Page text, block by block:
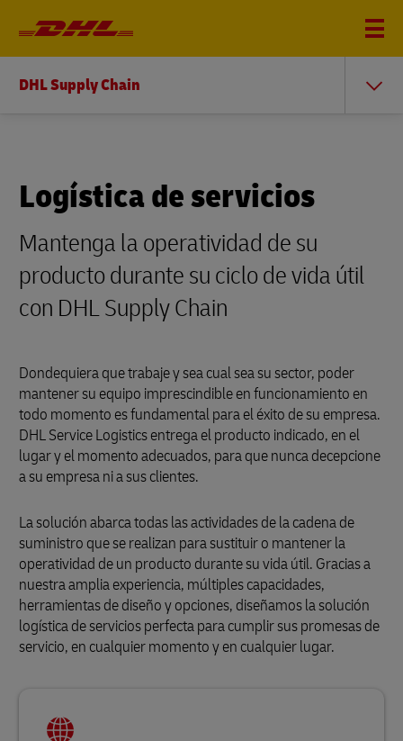
DHL Supply Chain
Logística de servicios
Mantenga la operatividad de su
producto durante su ciclo de vida útil
con DHL Supply Chain
Dondequiera que trabaje y sea cual sea su sector, poder
mantener su equipo imprescindible en funcionamiento en
todo momento es fundamental para el éxito de su empresa.
DHL Service Logistics entrega el producto indicado, en el
lugar y el momento adecuados, para que nunca decepcione
a su empresa ni a sus clientes.
La solución abarca todas las actividades de la cadena de
suministro que se realizan para sustituir o mantener la
operatividad de un producto durante su vida útil. Gracias a
nuestra amplia experiencia, múltiples capacidades,
herramientas de diseño y opciones, diseñamos la solución
logística de servicios perfecta para cumplir sus promesas de
servicio, en cualquier momento y en cualquier lugar.